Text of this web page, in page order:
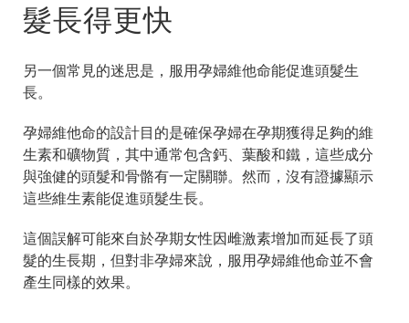
髮長得更快
另一個常見的迷思是，服用孕婦維他命能促進頭髮生
長。
孕婦維他命的設計目的是確保孕婦在孕期獲得足夠的維
生素和礦物質，其中通常包含鈣、葉酸和鐵，這些成分
與強健的頭髮和骨骼有一定關聯。然而，沒有證據顯示
這些維生素能促進頭髮生長。
這個誤解可能來自於孕期女性因雌激素增加而延長了頭
髮的生長期，但對非孕婦來說，服用孕婦維他命並不會
產生同樣的效果。